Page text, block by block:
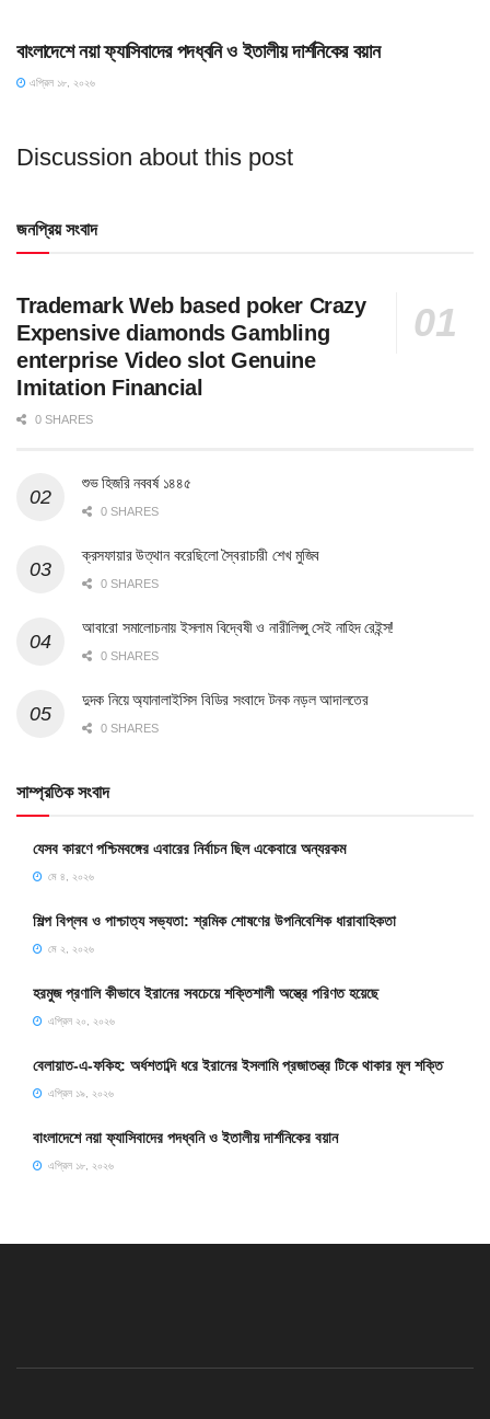
বাংলাদেশে নয়া ফ্যাসিবাদের পদধ্বনি ও ইতালীয় দার্শনিকের বয়ান
এপ্রিল ১৮, ২০২৬
Discussion about this post
জনপ্রিয় সংবাদ
Trademark Web based poker Crazy
Expensive diamonds Gambling
enterprise Video slot Genuine
Imitation Financial
0 SHARES
শুভ হিজরি নববর্ষ ১৪৪৫
0 SHARES
ক্রসফায়ার উত্থান করেছিলো স্বৈরাচারী শেখ মুজিব
0 SHARES
আবারো সমালোচনায় ইসলাম বিদ্বেষী ও নারীলিপ্সু সেই নাহিদ রেইন্স!
0 SHARES
দুদক নিয়ে অ্যানালাইসিস বিডির সংবাদে টনক নড়ল আদালতের
0 SHARES
সাম্প্রতিক সংবাদ
যেসব কারণে পশ্চিমবঙ্গের এবারের নির্বাচন ছিল একেবারে অন্যরকম
মে ৪, ২০২৬
শিল্প বিপ্লব ও পাশ্চাত্য সভ্যতা: শ্রমিক শোষণের উপনিবেশিক ধারাবাহিকতা
মে ২, ২০২৬
হরমুজ প্রণালি কীভাবে ইরানের সবচেয়ে শক্তিশালী অস্ত্রে পরিণত হয়েছে
এপ্রিল ২০, ২০২৬
বেলায়াত-এ-ফকিহ: অর্ধশতাব্দি ধরে ইরানের ইসলামি প্রজাতন্ত্র টিকে থাকার মূল শক্তি
এপ্রিল ১৯, ২০২৬
বাংলাদেশে নয়া ফ্যাসিবাদের পদধ্বনি ও ইতালীয় দার্শনিকের বয়ান
এপ্রিল ১৮, ২০২৬